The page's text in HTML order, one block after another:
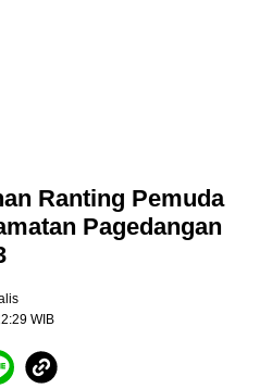
Ranting Pemuda
Pagedangan
WIB